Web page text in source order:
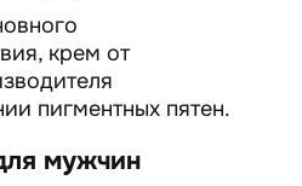
крем от
пигментных пятен.
мужчин